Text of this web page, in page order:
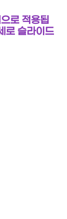
로 적용됩
로 슬라이드